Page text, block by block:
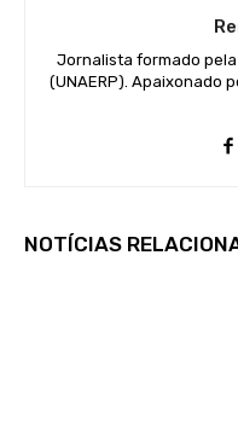
Jornalista formado
(UNAERP). Apaixonado
NOTÍCIAS